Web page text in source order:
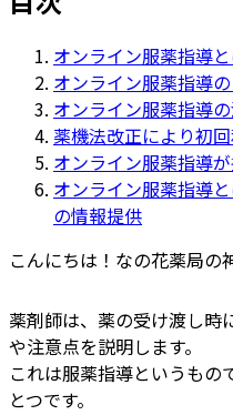
オンライン服薬指導と
オンライン服薬指導
オンライン服薬指導
薬機法改正により初
オンライン服薬指導
オンライン服薬指導
の情報提供
こんにちは！なの花薬局の
薬剤師は、薬の受け渡し時
や注意点を説明します。
これは服薬指導というもの
とつです。